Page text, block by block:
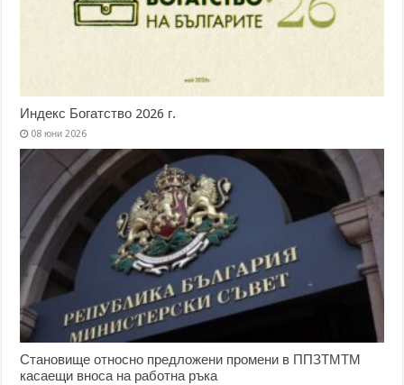
Индекс Богатство 2026 г.
08 юни 2026
Становище относно предложени промени в ППЗТМТМ
касаещи вноса на работна ръка